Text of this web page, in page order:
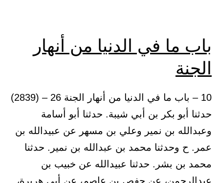
باب ما في الدنيا من أنهار
الجنة
10 – باب ما في الدنيا من أنهار الجنة 26 – (2839)
حدثنا أبو بكر بن أبي شيبة. حدثنا أبو أسامة
وعبدالله بن نمير وعلي بن مسهر عن عبيدالله بن
عمر. ح وحدثنا محمد بن عبدالله بن نمير. حدثنا
محمد بن بشر. حدثنا عبيدالله عن خبيب بن
عبدالرحمن، عن حفص بن عاصم، عن أبي هريرة،